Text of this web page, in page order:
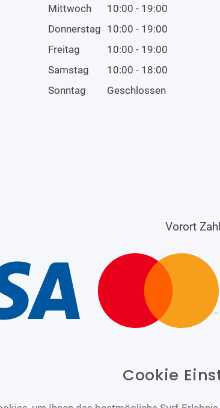
Mittwoch
10:00 - 19:00
Donnerstag 10:00 - 19:00
Freitag
10:00 - 19:00
Samstag
10:00 - 18:00
Sonntag
Geschlossen
Vorort
Cookie